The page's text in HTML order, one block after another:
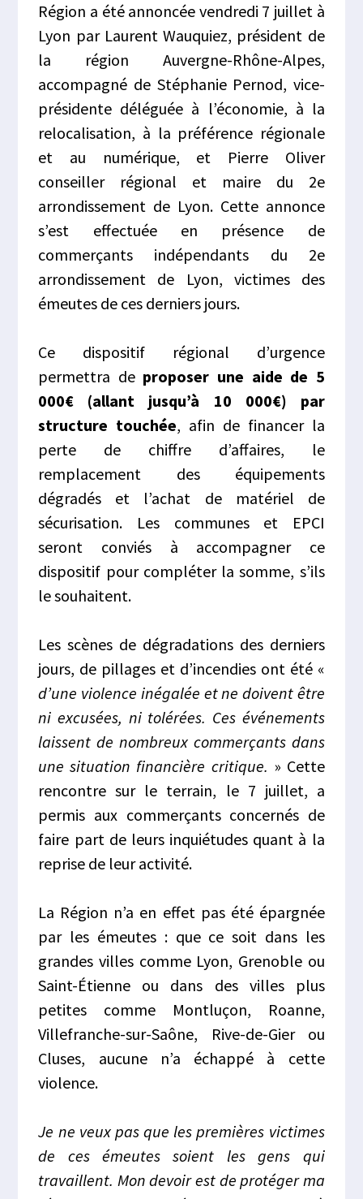
Région a été annoncée vendredi 7 juillet à
Lyon par Laurent Wauquiez, président de
la région Auvergne-Rhône-Alpes,
accompagné de Stéphanie Pernod, vice-
présidente déléguée à l’économie, à la
relocalisation, à la préférence régionale
et au numérique, et Pierre Oliver
conseiller régional et maire du 2e
arrondissement de Lyon. Cette annonce
s’est effectuée en présence de
commerçants indépendants du 2e
arrondissement de Lyon, victimes des
émeutes de ces derniers jours.
Ce dispositif régional d’urgence
permettra de proposer une aide de 5
000€ (allant jusqu’à 10 000€) par
structure touchée, afin de financer la
perte de chiffre d’affaires, le
remplacement des équipements
dégradés et l’achat de matériel de
sécurisation. Les communes et EPCI
seront conviés à accompagner ce
dispositif pour compléter la somme, s’ils
le souhaitent.
Les scènes de dégradations des derniers
jours, de pillages et d’incendies ont été «
d’une violence inégalée et ne doivent être
ni excusées, ni tolérées. Ces événements
laissent de nombreux commerçants dans
une situation financière critique. » Cette
rencontre sur le terrain, le 7 juillet, a
permis aux commerçants concernés de
faire part de leurs inquiétudes quant à la
reprise de leur activité.
La Région n’a en effet pas été épargnée
par les émeutes : que ce soit dans les
grandes villes comme Lyon, Grenoble ou
Saint-Étienne ou dans des villes plus
petites comme Montluçon, Roanne,
Villefranche-sur-Saône, Rive-de-Gier ou
Cluses, aucune n’a échappé à cette
violence.
Je ne veux pas que les premières victimes
de ces émeutes soient les gens qui
travaillent. Mon devoir est de protéger ma